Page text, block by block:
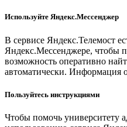
Используйте Яндекс.Мессенджер
В сервисе Яндекс.Телемост
Яндекс.Мессенджере, чтобы
возможность оперативно
автоматически. Информация
Пользуйтесь инструкциями
Чтобы помочь университету